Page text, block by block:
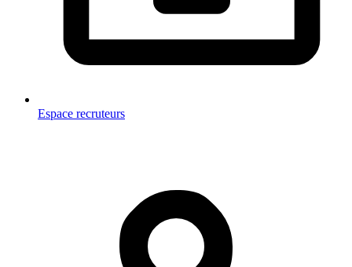
Espace recruteurs